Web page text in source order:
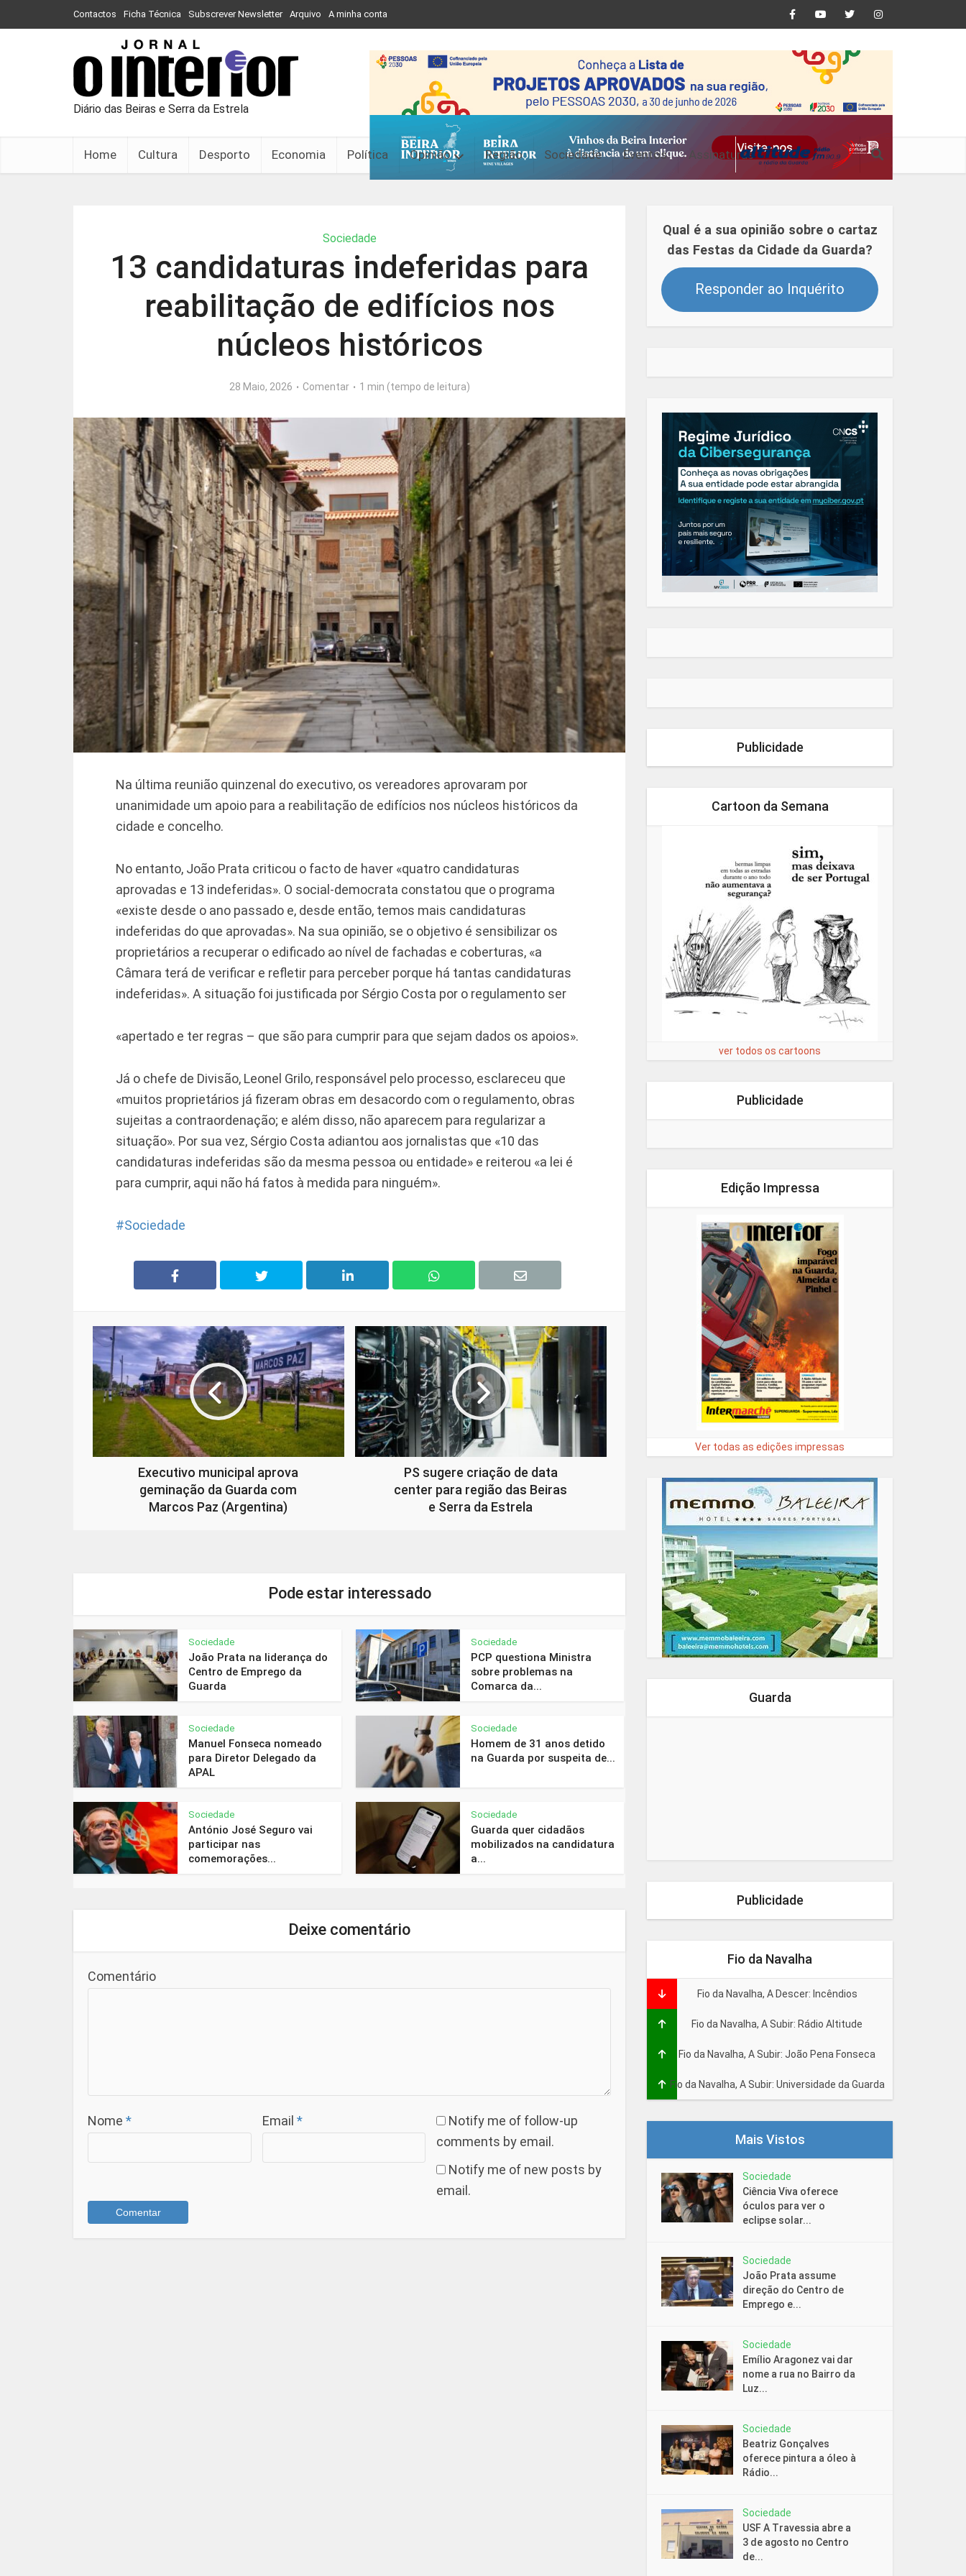
Contactos Ficha Técnica Subscrever Newsletter Arquivo A minha conta
Diário das Beiras e Serra da Estrela
Home Cultura Desporto Economia Política Opinião Região Sociedade Eventos Assinaturas
Sociedade
13 candidaturas indeferidas para
reabilitação de edifícios nos
núcleos históricos
28 Maio, 2026 Comentar 1 min (tempo de leitura)
Na última reunião quinzenal do executivo, os vereadores aprovaram por
unanimidade um apoio para a reabilitação de edifícios nos núcleos históricos da
cidade e concelho.
No entanto, João Prata criticou o facto de haver «quatro candidaturas
aprovadas e 13 indeferidas». O social-democrata constatou que o programa
«existe desde o ano passado e, desde então, temos mais candidaturas
indeferidas do que aprovadas». Na sua opinião, se o objetivo é sensibilizar os
proprietários a recuperar o edificado ao nível de fachadas e coberturas, «a
Câmara terá de verificar e refletir para perceber porque há tantas candidaturas
indeferidas». A situação foi justificada por Sérgio Costa por o regulamento ser
«apertado e ter regras – que são para cumprir para que sejam dados os apoios».
Já o chefe de Divisão, Leonel Grilo, responsável pelo processo, esclareceu que
«muitos proprietários já fizeram obras em desacordo com o regulamento, obras
sujeitas a contraordenação; e além disso, não aparecem para regularizar a
situação». Por sua vez, Sérgio Costa adiantou aos jornalistas que «10 das
candidaturas indeferidas são da mesma pessoa ou entidade» e reiterou «a lei é
para cumprir, aqui não há fatos à medida para ninguém».
Sociedade
Executivo municipal aprova
geminação da Guarda com
Marcos Paz (Argentina)
PS sugere criação de data
center para região das Beiras
e Serra da Estrela
Pode estar interessado
Sociedade
João Prata na liderança do
Centro de Emprego da
Guarda
Sociedade
PCP questiona Ministra
sobre problemas na
Comarca da...
Sociedade
Manuel Fonseca nomeado
para Diretor Delegado da
APAL
Sociedade
Homem de 31 anos detido
na Guarda por suspeita de...
Sociedade
António José Seguro vai
participar nas
comemorações...
Sociedade
Guarda quer cidadãos
mobilizados na candidatura
a...
Deixe comentário
Comentário
Nome * Email *
Notify me of follow-up
comments by email.
Notify me of new posts by
email.
Qual é a sua opinião sobre o cartaz
das Festas da Cidade da Guarda?
Responder ao Inquérito
Publicidade
Cartoon da Semana
ver todos os cartoons
Publicidade
Edição Impressa
Ver todas as edições impressas
Guarda
Publicidade
Fio da Navalha
Fio da Navalha, A Descer: Incêndios
Fio da Navalha, A Subir: Rádio Altitude
Fio da Navalha, A Subir: João Pena Fonseca
Fio da Navalha, A Subir: Universidade da Guarda
Mais Vistos
Sociedade
Ciência Viva oferece
óculos para ver o
eclipse solar...
Sociedade
João Prata assume
direção do Centro de
Emprego e...
Sociedade
Emílio Aragonez vai dar
nome a rua no Bairro da
Luz...
Sociedade
Beatriz Gonçalves
oferece pintura a óleo à
Rádio...
Sociedade
USF A Travessia abre a
3 de agosto no Centro
de...